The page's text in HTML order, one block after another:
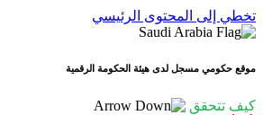
تخطي إلى المحتوى الرئيسي
موقع حكومي مسجل لدى هيئة الحكومة الرقمية
كيف تتحقق